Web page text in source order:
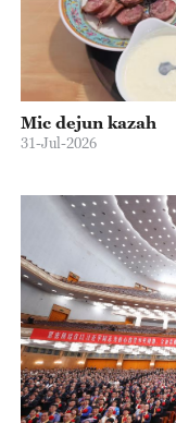
Mic dejun kazah
31-Jul-2026